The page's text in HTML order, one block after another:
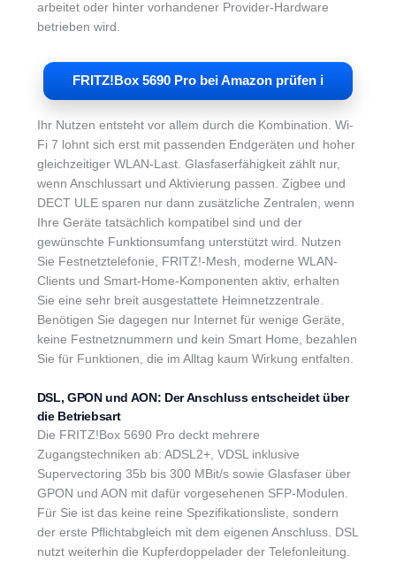
arbeitet oder hinter vorhandener Provider-Hardware
betrieben wird.
FRITZ!Box 5690 Pro bei Amazon prüfen ℹ︎
Ihr Nutzen entsteht vor allem durch die Kombination. Wi-
Fi 7 lohnt sich erst mit passenden Endgeräten und hoher
gleichzeitiger WLAN-Last. Glasfaserfähigkeit zählt nur,
wenn Anschlussart und Aktivierung passen. Zigbee und
DECT ULE sparen nur dann zusätzliche Zentralen, wenn
Ihre Geräte tatsächlich kompatibel sind und der
gewünschte Funktionsumfang unterstützt wird. Nutzen
Sie Festnetztelefonie, FRITZ!-Mesh, moderne WLAN-
Clients und Smart-Home-Komponenten aktiv, erhalten
Sie eine sehr breit ausgestattete Heimnetzzentrale.
Benötigen Sie dagegen nur Internet für wenige Geräte,
keine Festnetznummern und kein Smart Home, bezahlen
Sie für Funktionen, die im Alltag kaum Wirkung entfalten.
DSL, GPON und AON: Der Anschluss entscheidet über
die Betriebsart
Die FRITZ!Box 5690 Pro deckt mehrere
Zugangstechniken ab: ADSL2+, VDSL inklusive
Supervectoring 35b bis 300 MBit/s sowie Glasfaser über
GPON und AON mit dafür vorgesehenen SFP-Modulen.
Für Sie ist das keine reine Spezifikationsliste, sondern
der erste Pflichtabgleich mit dem eigenen Anschluss. DSL
nutzt weiterhin die Kupferdoppelader der Telefonleitung.